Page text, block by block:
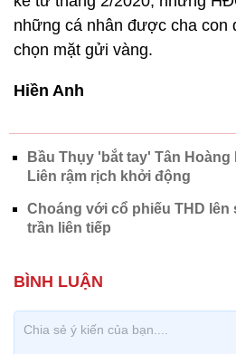
những cá nhân được cha con
chọn mặt gửi vàng.
Hiền Anh
Bầu Thụy 'bắt tay' Tân
Liên rậm rịch khởi động
Choáng với cổ phiếu THD lên
trần liên tiếp